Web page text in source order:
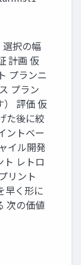
選択の幅
計画 仮
プランニ
プラン
） 評価 仮
た後に絞
ントベー
イル開発
ト レトロ
リント
早く形に
次の価値